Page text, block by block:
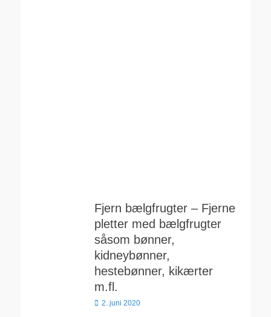
Fjern bælgfrugter – Fjerne
pletter med bælgfrugter
såsom bønner,
kidneybønner,
hestebønner, kikærter
m.fl.
Udgivet
2. juni 2020